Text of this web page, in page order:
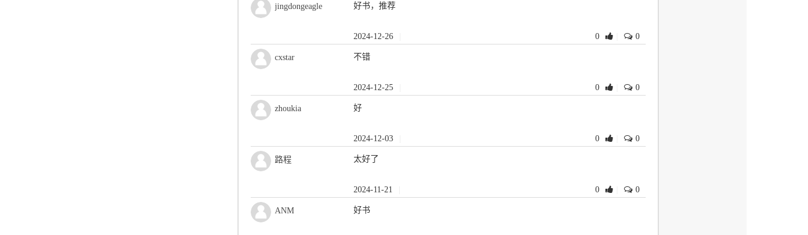
jingdongeagle 好书，推荐
2024-12-26 0 0
cxstar 不错
2024-12-25 0 0
zhoukia 好
2024-12-03 0 0
路程 太好了
2024-11-21 0 0
ANM 好书